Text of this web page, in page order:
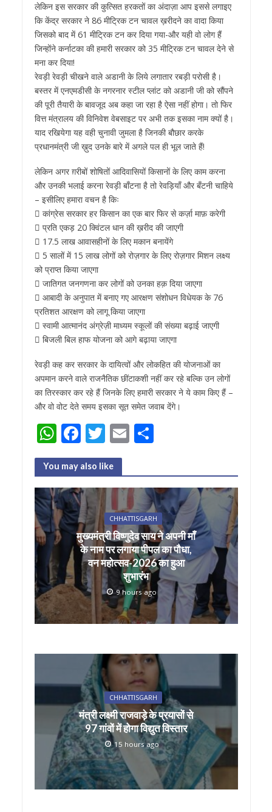
लेकिन इस सरकार की कुत्सित हरकतों का अंदाज़ा आप इससे लगाइए
कि केंद्र सरकार ने 86 मीट्रिक टन चावल ख़रीदने का वादा किया
जिसको बाद में 61 मीट्रिक टन कर दिया गया-और यही वो लोग हैं
जिन्होंने कर्नाटका की हमारी सरकार को 35 मीट्रिक टन चावल देने से
मना कर दिया!
रेवड़ी रेवड़ी चीखने वाले अडानी के लिये लगातार रबड़ी परोसी है।
बस्तर में एनएमडीसी के नगरनार स्टील प्लांट को अडानी जी को सौंपने
की पूरी तैयारी के बावजूद अब कहा जा रहा है ऐसा नहीं होगा। तो फिर
वित्त मंत्रालय की विनिवेश वेबसाइट पर अभी तक इसका नाम क्यों है।
याद रखियेगा यह वही चुनावी जुमला है जिनकी बौछार करके
प्रधानमंत्री जी ख़ुद उनके बारे में अगले पल ही भूल जाते हैं!
लेकिन अगर ग़रीबों शोषितों आदिवासियों किसानों के लिए काम करना
और उनकी भलाई करना रेवड़ी बाँटना है तो रेवड़ियाँ और बँटनी चाहिये
– इसीलिए हमारा वचन है किः
 कांग्रेस सरकार हर किसान का एक बार फिर से कर्ज़ा माफ़ करेगी
 प्रति एकड़ 20 क्विंटल धान की ख़रीद की जाएगी
 17.5 लाख आवासहीनों के लिए मकान बनायेंगे
 5 सालों में 15 लाख लोगों को रोज़गार के लिए रोज़गार मिशन लक्ष्य
को प्राप्त किया जाएगा
 जातिगत जनगणना कर लोगों को उनका हक़ दिया जाएगा
 आबादी के अनुपात में बनाए गए आरक्षण संशोधन विधेयक के 76
प्रतिशत आरक्षण को लागू किया जाएगा
 स्वामी आत्मानंद अंग्रेज़ी माध्यम स्कूलों की संख्या बढ़ाई जाएगी
 बिजली बिल हाफ योजना को आगे बढ़ाया जाएगा
रेवड़ी कह कर सरकार के दायित्वों और लोकहित की योजनाओं का
अपमान करने वाले राजनैतिक छींटाकशी नहीं कर रहे बल्कि उन लोगों
का तिरस्कार कर रहे हैं जिनके लिए हमारी सरकार ने ये काम किए हैं –
और वो वोट देते समय इसका सूत समेत जवाब देंगे।
W
h
at
s
A
p
p
F
ac
e
b
o
o
k
T
w
itt
er
E
ai
l
S
ar
e
You may also like
CHHATTISGARH
मुख्यमंत्री विष्णुदेव साय ने अपनी माँ
के नाम पर लगाया पीपल का पौधा,
वन महोत्सव-2026 का हुआ
शुभारंभ
9 hours ago
CHHATTISGARH
मंत्री लक्ष्मी राजवाड़े के प्रयासों से
97 गांवों में होगा विद्युत विस्तार
15 hours ago